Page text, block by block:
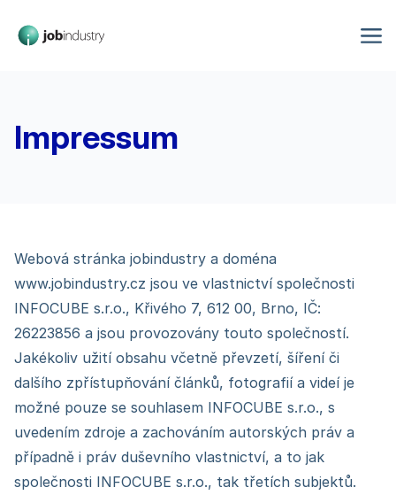
Impressum
Webová stránka jobindustry a doména
www.jobindustry.cz jsou ve vlastnictví společnosti
INFOCUBE s.r.o., Křivého 7, 612 00, Brno, IČ:
26223856 a jsou provozovány touto společností.
Jakékoliv užití obsahu včetně převzetí, šíření či
dalšího zpřístupňování článků, fotografií a videí je
možné pouze se souhlasem INFOCUBE s.r.o., s
uvedením zdroje a zachováním autorských práv a
případně i práv duševního vlastnictví, a to jak
společnosti INFOCUBE s.r.o., tak třetích subjektů.